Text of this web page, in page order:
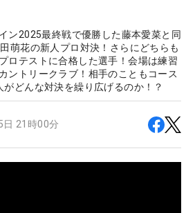
ン2025最終戦で優勝した藤本愛菜と同
萌花の新人プロ対決！さらにどちらも
ロテストに合格した選手！会場は練習
ントリークラブ！相手のこともコース
どんな対決を繰り広げるのか！？
21時00分